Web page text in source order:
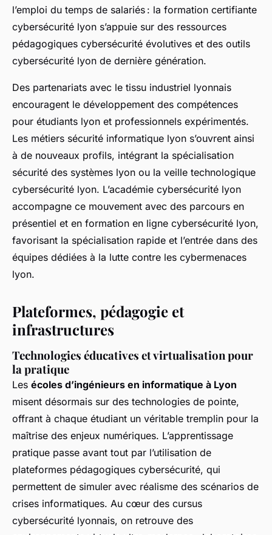
l’emploi du temps de salariés : la formation certifiante
cybersécurité lyon s’appuie sur des ressources
pédagogiques cybersécurité évolutives et des outils
cybersécurité lyon de dernière génération.
Des partenariats avec le tissu industriel lyonnais
encouragent le développement des compétences
pour étudiants lyon et professionnels expérimentés.
Les métiers sécurité informatique lyon s’ouvrent ainsi
à de nouveaux profils, intégrant la spécialisation
sécurité des systèmes lyon ou la veille technologique
cybersécurité lyon. L’académie cybersécurité lyon
accompagne ce mouvement avec des parcours en
présentiel et en formation en ligne cybersécurité lyon,
favorisant la spécialisation rapide et l’entrée dans des
équipes dédiées à la lutte contre les cybermenaces
lyon.
Plateformes, pédagogie et
infrastructures
Technologies éducatives et virtualisation pour
la pratique
Les écoles d’ingénieurs en informatique à Lyon
misent désormais sur des technologies de pointe,
offrant à chaque étudiant un véritable tremplin pour la
maîtrise des enjeux numériques. L’apprentissage
pratique passe avant tout par l’utilisation de
plateformes pédagogiques cybersécurité, qui
permettent de simuler avec réalisme des scénarios de
crises informatiques. Au cœur des cursus
cybersécurité lyonnais, on retrouve des